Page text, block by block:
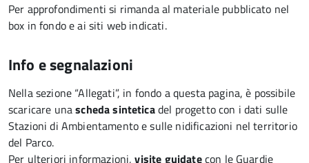
Per approfondimenti si rimanda al materiale pubblicato nel
box in fondo e ai siti web indicati.
Info e segnalazioni
Nella sezione “Allegati”, in fondo a questa pagina, è possibile
scaricare unascheda sinteticadel progetto con i dati sulle
Stazioni di Ambientamento e sulle nidificazioni nel territorio
del Parco.
Per ulteriori informazioni,visite guidatecon le Guardie